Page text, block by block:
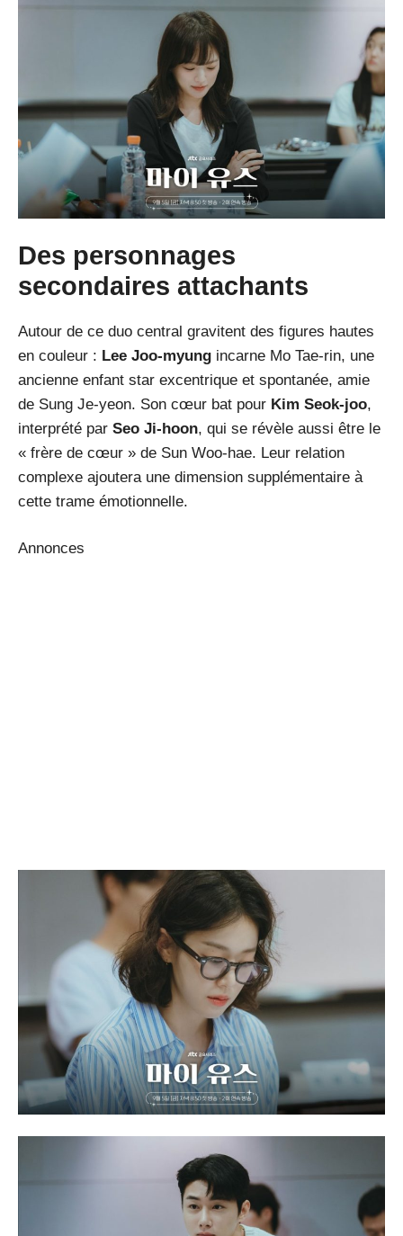
Des personnages
secondaires attachants
Autour de ce duo central gravitent des figures hautes
en couleur : Lee Joo-myung incarne Mo Tae-rin, une
ancienne enfant star excentrique et spontanée, amie
de Sung Je-yeon. Son cœur bat pour Kim Seok-joo,
interprété par Seo Ji-hoon, qui se révèle aussi être le
« frère de cœur » de Sun Woo-hae. Leur relation
complexe ajoutera une dimension supplémentaire à
cette trame émotionnelle.
Annonces